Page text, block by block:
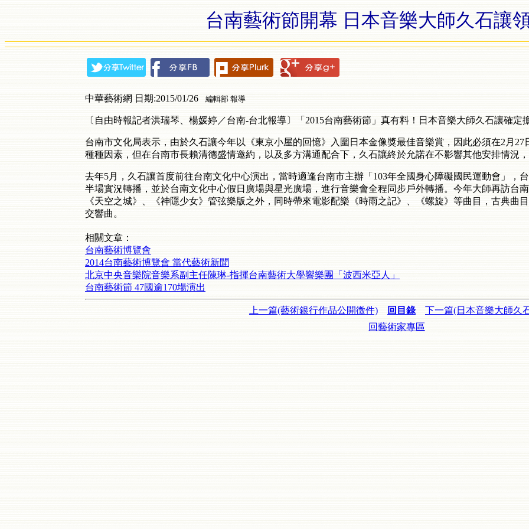
台南藝術節開幕 日本音樂大師久石讓
中華藝術網 日期:2015/01/26 編輯部 報導
〔自由時報記者洪瑞琴、楊媛婷／台南-台北報導〕「2015台南藝術節」真有料！日本音樂大師久石讓確定
台南市文化局表示，由於久石讓今年以《東京小屋的回憶》入圍日本金像獎最佳音樂賞，因此必須在2月
種種因素，但在台南市長賴清德盛情邀約，以及多方溝通配合下，久石讓終於允諾在不影響其他安排情況
去年5月，久石讓首度前往台南文化中心演出，當時適逢台南市主辦「103年全國身心障礙國民運動會」，
半場實況轉播，並於台南文化中心假日廣場與星光廣場，進行音樂會全程同步戶外轉播。今年大師再訪台
《天空之城》、《神隱少女》管弦樂版之外，同時帶來電影配樂《時雨之記》、《螺旋》等曲目，古典曲
交響曲。
相關文章：
台南藝術博覽會
2014台南藝術博覽會 當代藝術新聞
北京中央音樂院音樂系副主任陳琳-指揮台南藝術大學響樂團「波西米亞人」
台南藝術節 47國逾170場演出
上一篇(藝術銀行作品公開徵件) 回目錄
下一篇(日本音樂大師久
回藝術家專區